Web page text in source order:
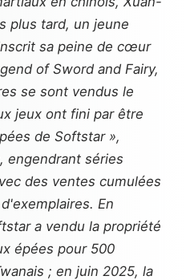
plus tard, un jeune
sa peine de cœur
of Sword and Fairy,
se sont vendus le
jeux ont fini par être
de Softstar »,
engendrant séries
des ventes cumulées
En
a vendu la propriété
épées pour 500
; en juin 2025, la